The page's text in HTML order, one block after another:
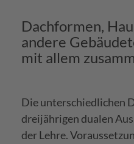
Dachformen,
andere
mit allem
Die unterschiedlichen
dreijährigen dualen
der Lehre.